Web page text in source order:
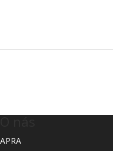
APRA